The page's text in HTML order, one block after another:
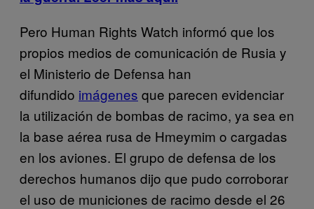
Pero Human Rights Watch informó que los
propios medios de comunicación de Rusia y
el Ministerio de Defensa han
difundido imágenes que parecen evidenciar
la utilización de bombas de racimo, ya sea en
la base aérea rusa de Hmeymim o cargadas
en los aviones. El grupo de defensa de los
derechos humanos dijo que pudo corroborar
el uso de municiones de racimo desde el 26